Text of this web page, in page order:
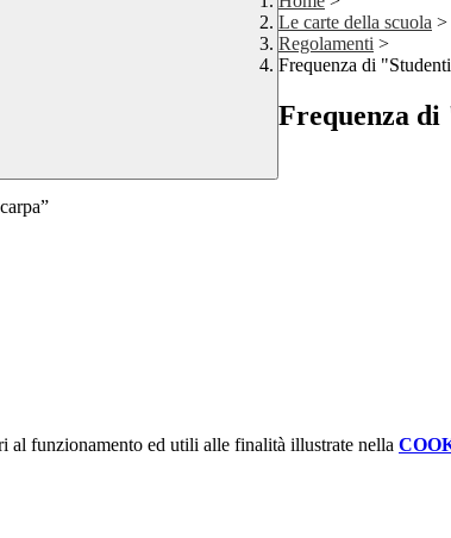
Le carte della scuola >
Regolamenti >
Frequenza di
Frequenza
al funzionamento ed utili alle finalità illustrate nella